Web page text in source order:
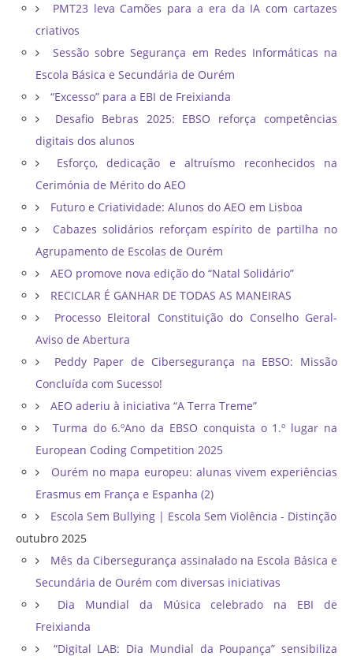
PMT23 leva Camões para a era da IA com cartazes
criativos
Sessão sobre Segurança em Redes Informáticas na
Escola Básica e Secundária de Ourém
“Excesso” para a EBI de Freixianda
Desafio Bebras 2025: EBSO reforça competências
digitais dos alunos
Esforço, dedicação e altruísmo reconhecidos na
Cerimónia de Mérito do AEO
Futuro e Criatividade: Alunos do AEO em Lisboa
Cabazes solidários reforçam espírito de partilha no
Agrupamento de Escolas de Ourém
AEO promove nova edição do “Natal Solidário”
RECICLAR É GANHAR DE TODAS AS MANEIRAS
Processo Eleitoral Constituição do Conselho Geral-
Aviso de Abertura
Peddy Paper de Cibersegurança na EBSO: Missão
Concluída com Sucesso!
AEO aderiu à iniciativa “A Terra Treme”
Turma do 6.ºAno da EBSO conquista o 1.º lugar na
European Coding Competition 2025
Ourém no mapa europeu: alunas vivem experiências
Erasmus em França e Espanha (2)
Escola Sem Bullying | Escola Sem Violência - Distinção
outubro 2025
Mês da Cibersegurança assinalado na Escola Básica e
Secundária de Ourém com diversas iniciativas
Dia Mundial da Música celebrado na EBI de
Freixianda
“Digital LAB: Dia Mundial da Poupança” sensibiliza